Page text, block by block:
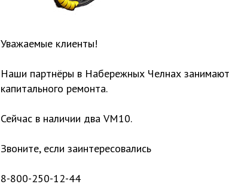
Уважаемые клиенты!
Наши партнёры в Набережных Челнах
капитального ремонта.
Сейчас в наличии два VM10.
Звоните, если заинтересовались
8-800-250-12-44